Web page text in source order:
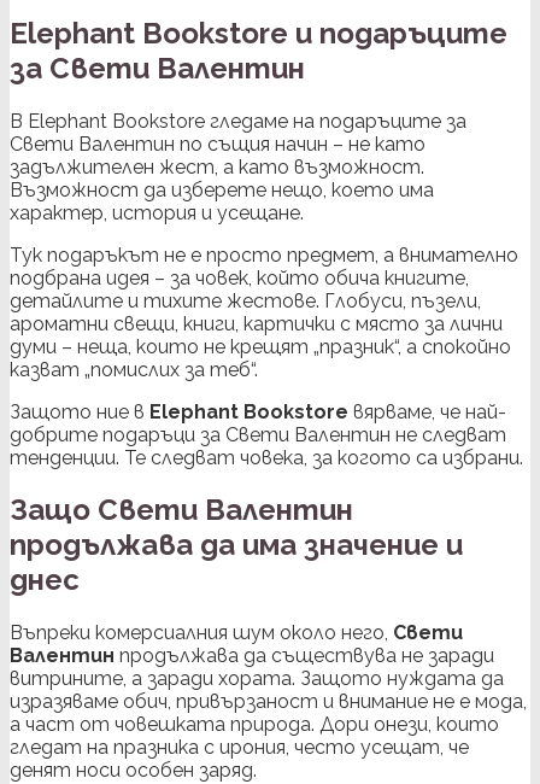
Elephant Bookstore и подаръците
за Свети Валентин
В Elephant Bookstore гледаме на подаръците за
Свети Валентин по същия начин – не като
задължителен жест, а като възможност.
Възможност да изберете нещо, което има
характер, история и усещане.
Тук подаръкът не е просто предмет, а внимателно
подбрана идея – за човек, който обича книгите,
детайлите и тихите жестове. Глобуси, пъзели,
ароматни свещи, книги, картички с място за лични
думи – неща, които не крещят „празник“, а спокойно
казват „помислих за теб“.
Защото ние в Elephant Bookstore вярваме, че най-
добрите подаръци за Свети Валентин не следват
тенденции. Те следват човека, за когото са избрани.
Защо Свети Валентин
продължава да има значение и
днес
Въпреки комерсиалния шум около него, Свети
Валентин продължава да съществува не заради
витрините, а заради хората. Защото нуждата да
изразяваме обич, привързаност и внимание не е мода,
а част от човешката природа. Дори онези, които
гледат на празника с ирония, често усещат, че
денят носи особен заряд.